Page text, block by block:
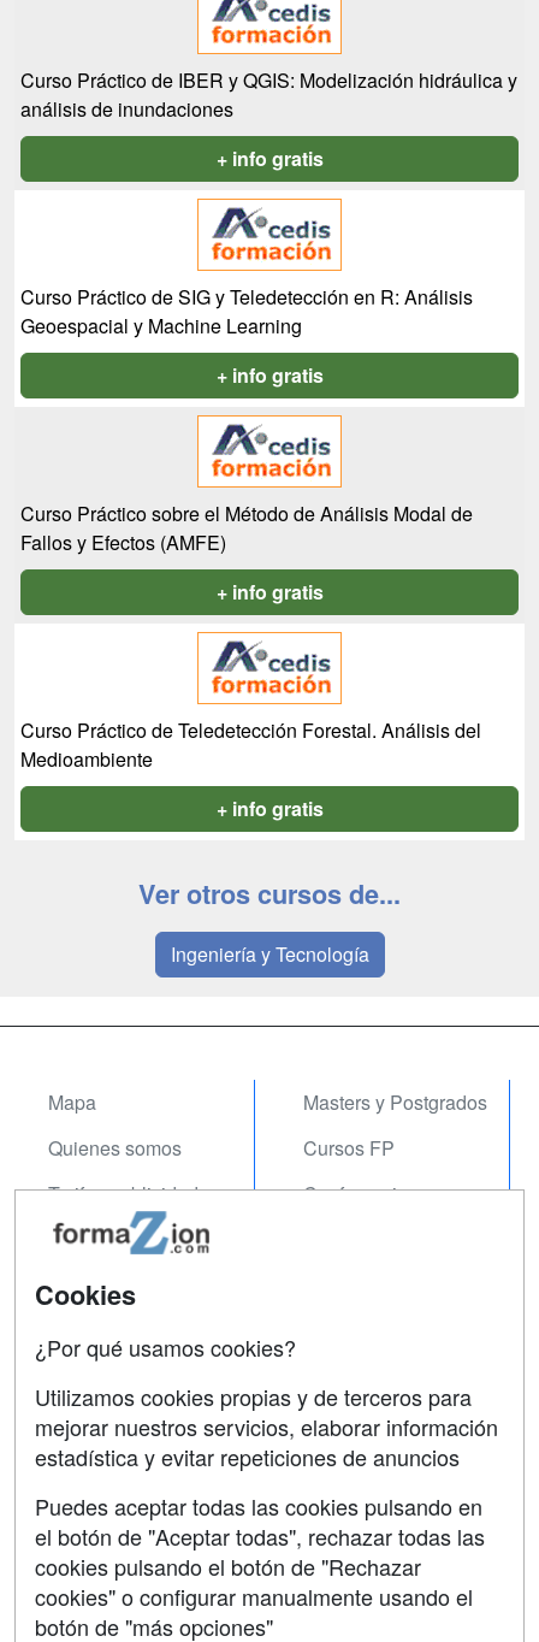
Curso Práctico de IBER y QGIS: Modelización hidráulica y
análisis de inundaciones
+ info gratis
Curso Práctico de SIG y Teledetección en R: Análisis
Geoespacial y Machine Learning
+ info gratis
Curso Práctico sobre el Método de Análisis Modal de
Fallos y Efectos (AMFE)
+ info gratis
Curso Práctico de Teledetección Forestal. Análisis del
Medioambiente
+ info gratis
Ver otros cursos de...
Ingeniería y Tecnología
Mapa
Quienes somos
Tarifas publicidad
Acceso Usuarios
Acceso Centros
Masters y Postgrados
Cursos FP
Conferencias
Contactar
Confidencialidad
Aviso legal
Copyleft
Cookies
¿Por qué usamos cookies?
Utilizamos cookies propias y de terceros para
mejorar nuestros servicios, elaborar información
estadística y evitar repeticiones de anuncios
Puedes aceptar todas las cookies pulsando en
el botón de "Aceptar todas", rechazar todas las
cookies pulsando el botón de "Rechazar
cookies" o configurar manualmente usando el
botón de "más opciones"